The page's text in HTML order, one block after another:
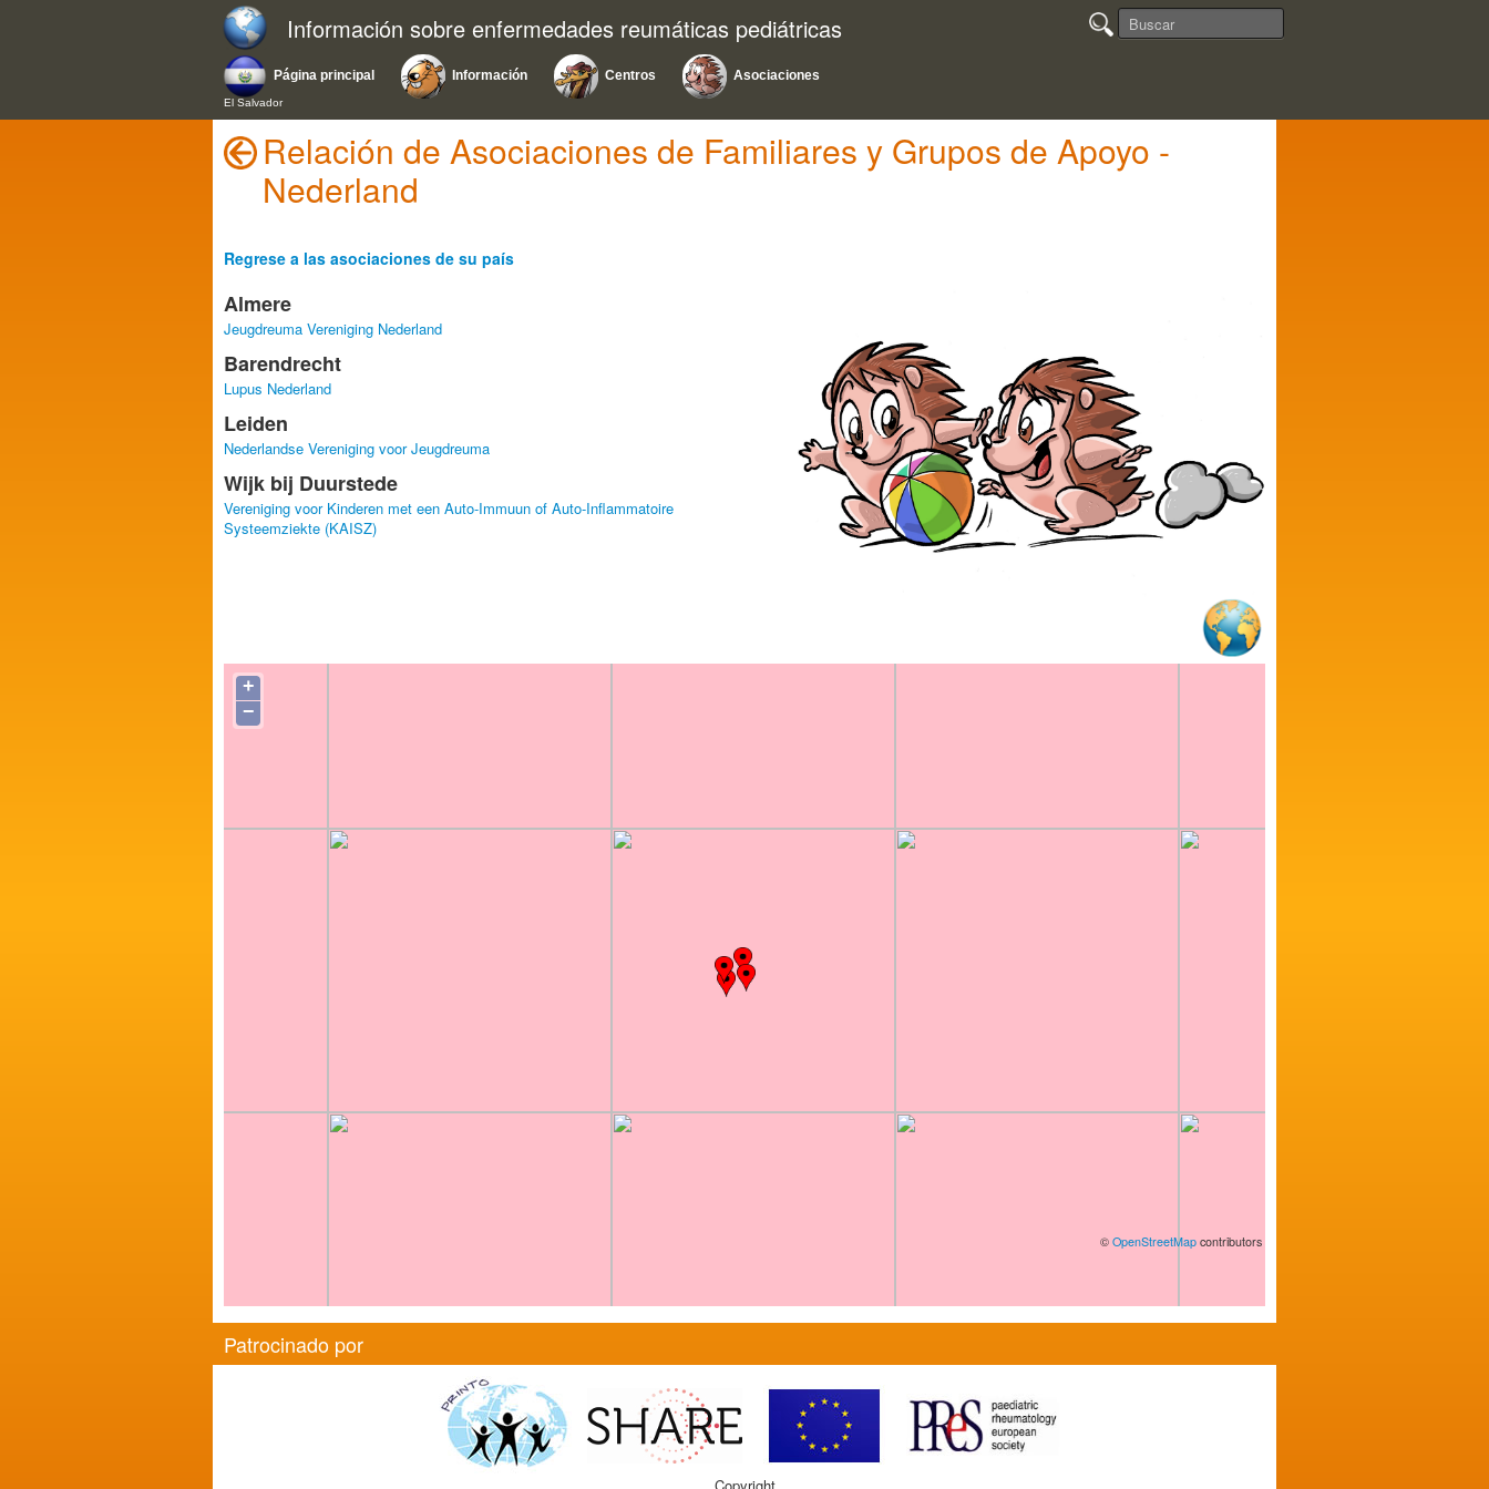
Información sobre enfermedades reumáticas pediátricas
Página principal
El Salvador
Información Centros Asociaciones
Relación de Asociaciones de Familiares y Grupos de Apoyo -
Nederland
Regrese a las asociaciones de su país
Almere
Jeugdreuma Vereniging Nederland
Barendrecht
Lupus Nederland
Leiden
Nederlandse Vereniging voor Jeugdreuma
Wijk bij Duurstede
Vereniging voor Kinderen met een Auto-Immuun of Auto-Inflammatoire
Systeemziekte (KAISZ)
+
−
© OpenStreetMap contributors
Patrocinado por